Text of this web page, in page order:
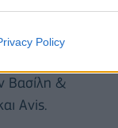
Policy
Βασίλη &
Avis.